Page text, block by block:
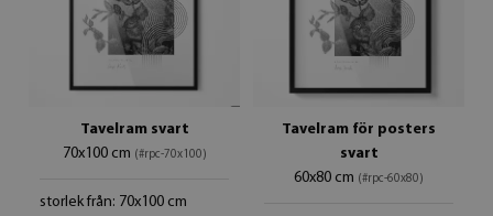
Tavelram svart
70x100 cm (#rpc-70x100)
storlek från: 70x100 cm
Tavelram för posters
svart
60x80 cm (#rpc-60x80)